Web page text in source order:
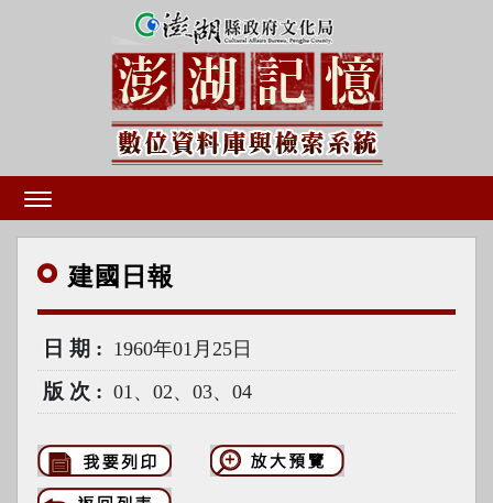
建國 日報
日期 1960年01月25日
版次 01、02、03、04